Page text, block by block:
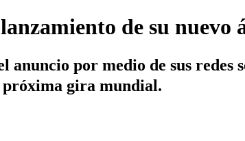
de su
por medio de sus redes
próxima gira mundial.